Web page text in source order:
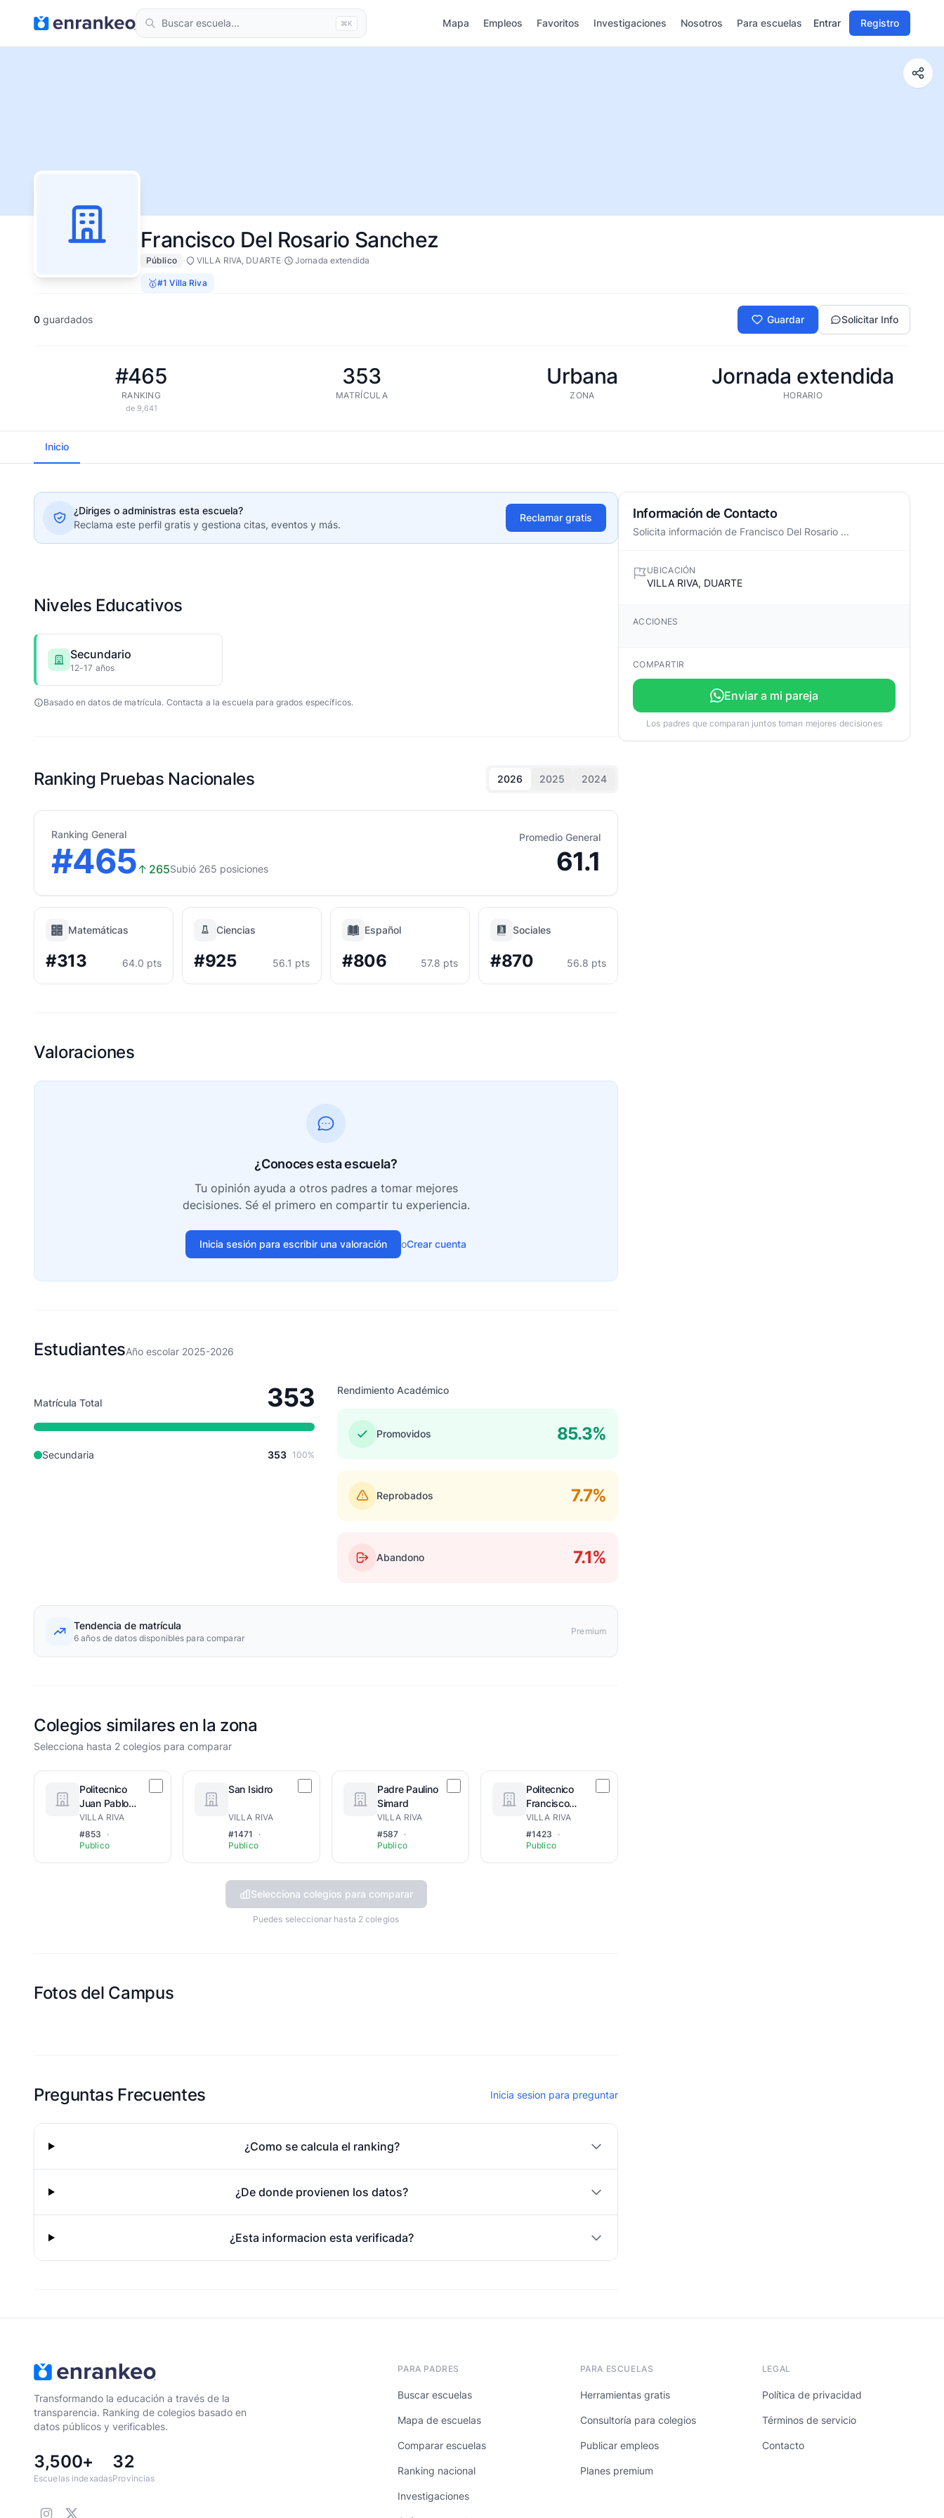
⌘K Mapa Empleos Favoritos Investigaciones Nosotros Para escuelas Entrar Registro
Francisco Del Rosario Sanchez
Público · VILLA RIVA, DUARTE· Jornada extendida
🥇#1 Villa Riva
0 guardados Guardar Solicitar Info
#465
RANKING
de 9,641
353
MATRÍCULA
Urbana
ZONA
Jornada extendida
HORARIO
Inicio
¿Diriges o administras esta escuela?
Reclama este perfil gratis y gestiona citas, eventos y más.
Reclamar gratis
Niveles Educativos
Secundario
12-17 años
Basado en datos de matrícula. Contacta a la escuela para grados específicos.
Ranking Pruebas Nacionales 2026 2025 2024
Ranking General
#465↑ 265Subió 265 posiciones
Promedio General
61.1
Matemáticas
#313 64.0 pts
Ciencias
#925 56.1 pts
Español
#806 57.8 pts
Sociales
#870 56.8 pts
Valoraciones
¿Conoces esta escuela?
Tu opinión ayuda a otros padres a tomar mejores
decisiones. Sé el primero en compartir tu experiencia.
Inicia sesión para escribir una valoración oCrear cuenta
EstudiantesAño escolar 2025-2026
Matrícula Total 353
Secundaria 353 100%
Rendimiento Académico
Promovidos 85.3%
Reprobados 7.7%
Abandono 7.1%
Tendencia de matrícula
6 años de datos disponibles para comparar
Premium
Colegios similares en la zona
Selecciona hasta 2 colegios para comparar
Politecnico
Juan Pablo
Duarte
VILLA RIVA
#853
·
Publico
San Isidro
VILLA RIVA
#1471
·
Publico
Padre Paulino
Simard
VILLA RIVA
#587 ·
Publico
Politecnico
Francisco
Adalberto
Garcia Perez
VILLA RIVA
#1423
·
Publico
Selecciona colegios para comparar
Puedes seleccionar hasta 2 colegios
Fotos del Campus
Preguntas Frecuentes Inicia sesion para preguntar
¿Como se calcula el ranking?
¿De donde provienen los datos?
¿Esta informacion esta verificada?
Información de Contacto
Solicita información de Francisco Del Rosario ...
UBICACIÓN
VILLA RIVA, DUARTE
ACCIONES
COMPARTIR
Enviar a mi pareja
Los padres que comparan juntos toman mejores decisiones
Transformando la educación a través de la
transparencia. Ranking de colegios basado en
datos públicos y verificables.
3,500+
Escuelas indexadas
32
Provincias
PARA PADRES
Buscar escuelas
Mapa de escuelas
Comparar escuelas
Ranking nacional
Investigaciones
PARA ESCUELAS
Herramientas gratis
Consultoría para colegios
Publicar empleos
Planes premium
LEGAL
Política de privacidad
Términos de servicio
Contacto